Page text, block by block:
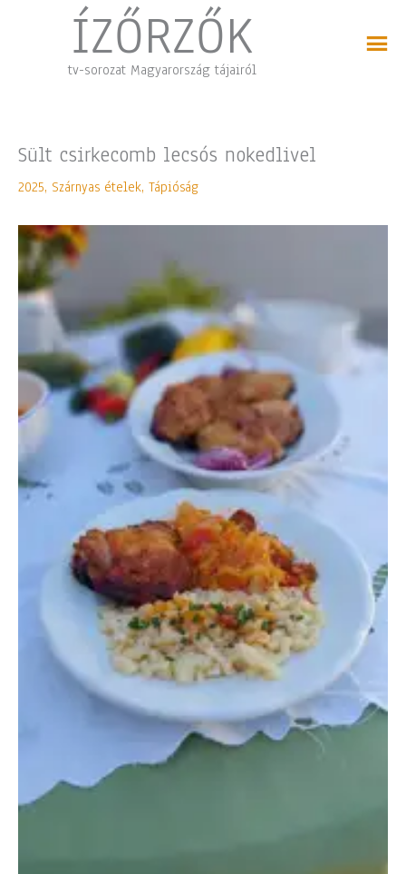
ÍZŐRZŐK
tv-sorozat Magyarország tájairól
Sült csirkecomb lecsós nokedlivel
2025, Szárnyas ételek, Tápióság